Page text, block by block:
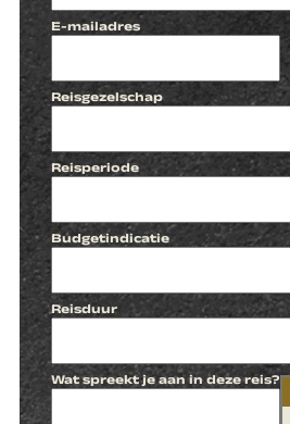
E-mailadres
Reisgezelschap
Reisperiode
Budgetindicatie
Reisduur
Wat spreekt je aan in deze reis?